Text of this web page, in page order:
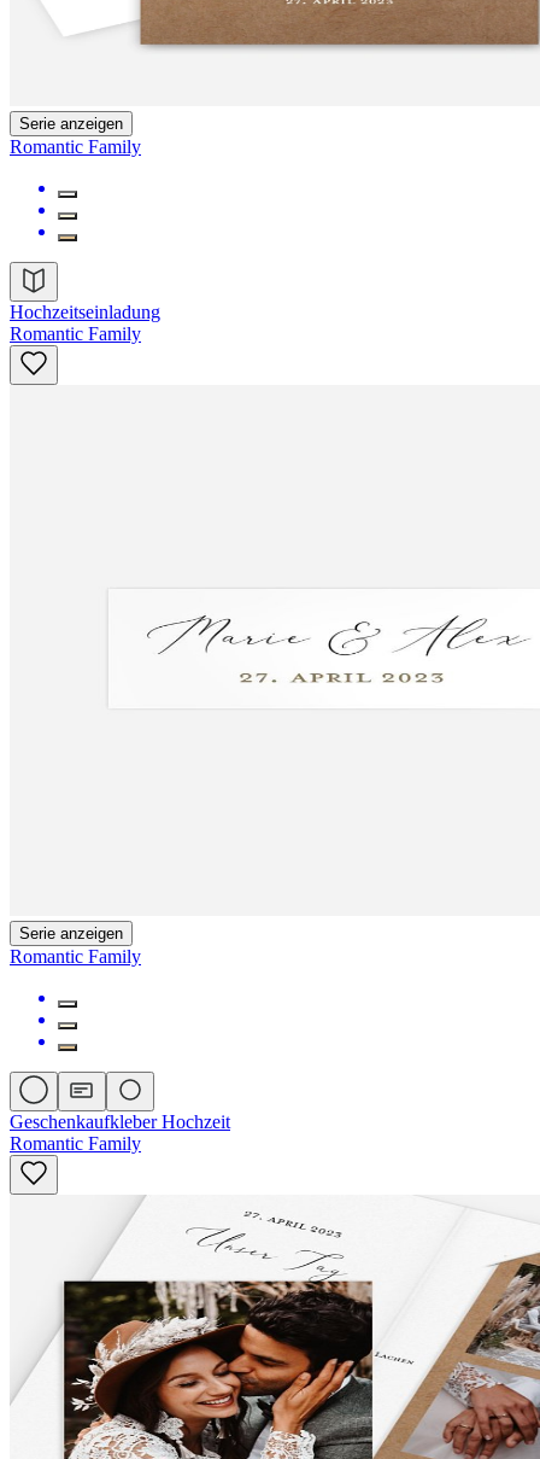
Serie anzeigen
Romantic Family
Hochzeitseinladung
Romantic Family
Serie anzeigen
Romantic Family
Geschenkaufkleber Hochzeit
Romantic Family